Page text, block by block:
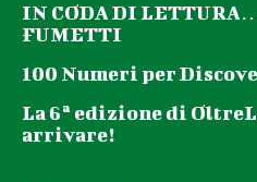
IN CODA DI
FUMETTI
100 Numeri per
La 6ª edizione di
arrivare!